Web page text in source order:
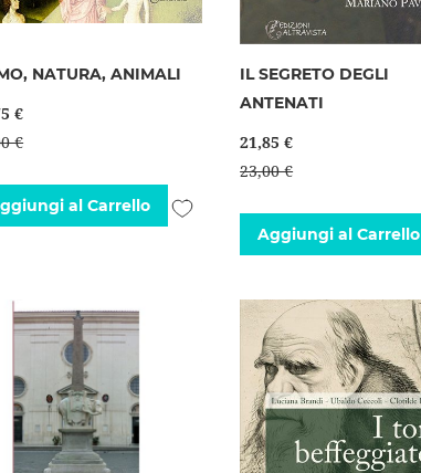
NATURA, ANIMALI
€
€
al Carrello
Aggiungi
desideri
IL SEGRETO DEGLI
ANTENATI
21,85 €
23,00 €
Aggiungi al Carrello